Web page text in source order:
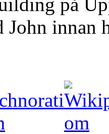
John innan